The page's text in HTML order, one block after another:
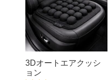
3Dオートエアクッシ
ョン